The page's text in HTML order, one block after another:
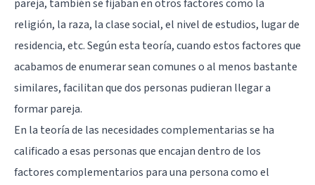
pareja, también se fijaban en otros factores como la
religión, la raza, la clase social, el nivel de estudios, lugar de
residencia, etc. Según esta teoría, cuando estos factores que
acabamos de enumerar sean comunes o al menos bastante
similares, facilitan que dos personas pudieran llegar a
formar pareja.
En la teoría de las necesidades complementarias se ha
calificado a esas personas que encajan dentro de los
factores complementarios para una persona como el